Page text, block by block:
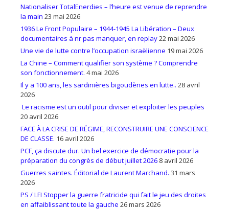
Nationaliser TotalEnerdies – l’heure est venue de reprendre
la main 23 mai 2026
1936 Le Front Populaire – 1944-1945 La Libération – Deux
documentaires à nr pas manquer, en replay22 mai 2026
Une vie de lutte contre l’occupation israëlienne 19 mai 2026
La Chine – Comment qualifier son système ? Comprendre
son fonctionnement. 4 mai 2026
Il y a 100 ans, les sardinières bigoudènes en lutte.. 28 avril
2026
Le racisme est un outil pour diviser et exploiter les peuples
20 avril 2026
FACE À LA CRISE DE RÉGIME, RECONSTRUIRE UNE CONSCIENCE
DE CLASSE. 16 avril 2026
PCF, ça discute dur. Un bel exercice de démocratie pour la
préparation du congrès de début juillet 2026 8 avril 2026
Guerres saintes. Éditorial de Laurent Marchand. 31 mars
2026
PS / LFI Stopper la guerre fratricide qui fait le jeu des droites
en affaiblissant toute la gauche 26 mars 2026